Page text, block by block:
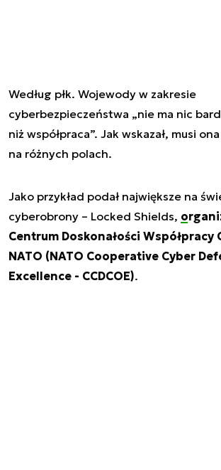
Według płk. Wojewody w zakresie
cyberbezpieczeństwa „nie ma nic
niż współpraca”. Jak wskazał, musi
na różnych polach.
Jako przykład podał największe na
cyberobrony – Locked Shields,
Centrum Doskonałości Współpracy
NATO (NATO Cooperative Cyber
Excellence - CCDCOE).